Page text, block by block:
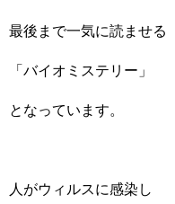
最後まで一気に読ませる
「バイオミステリー」
となっています。
人がウィルスに感染し